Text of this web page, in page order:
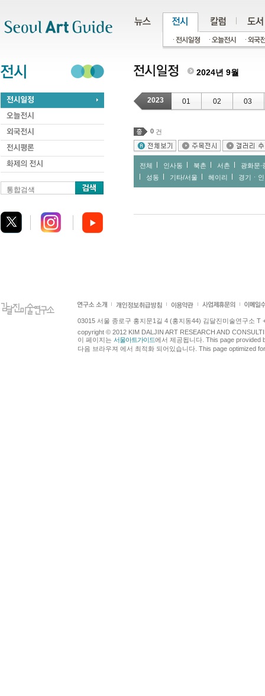
통합검색
2024년 9월
2023 01 02 03
0 건
전체 인사동 북촌 서촌
광화문∙
성동
기타/서울 헤이리 경기ㆍ
03015 서울 종로구 홍지문1길 4 (홍지동44) 김달진미술연구소 T
copyright © 2012 KIM DALJIN ART RESEARCH AND
이 페이지는 서울아트가이드에서 제공됩니다. This page provided
다음 브라우져 에서 최적화 되어있습니다. This page optimized